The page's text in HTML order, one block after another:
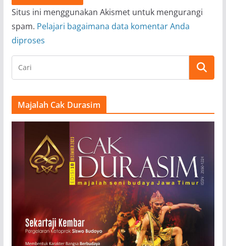
Situs ini menggunakan Akismet untuk mengurangi
spam. Pelajari bagaimana data komentar Anda
diproses
Majalah Cak Durasim